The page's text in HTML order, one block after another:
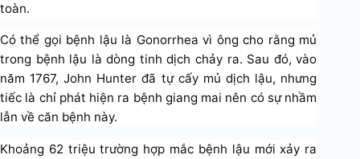
toàn.
Có thể gọi bệnh lậu là Gonorrhea vì ông cho rằng mủ
trong bệnh lậu là dòng tinh dịch chảy ra. Sau đó, vào
năm 1767, John Hunter đã tự cấy mủ dịch lậu, nhưng
tiếc là chỉ phát hiện ra bệnh giang mai nên có sự nhầm
lẫn về căn bệnh này.
Khoảng 62 triệu trường hợp mắc bệnh lậu mới xảy ra